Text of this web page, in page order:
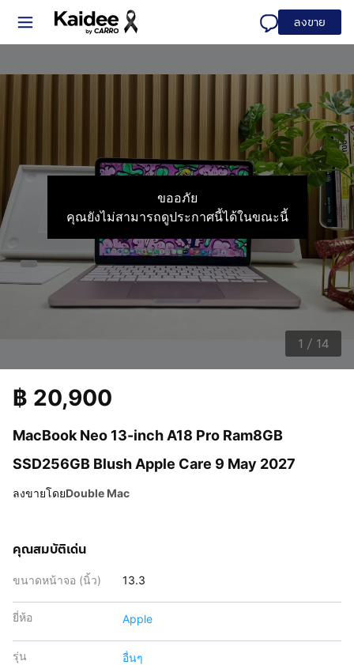
ลงขาย
ขออภัย
คุณยังไม่สามารถดูประกาศนี้ได้ในขณะนี้
1 / 14
MacBook Neo 13-inch A18 Pro Ram8GB
SSD256GB Blush Apple Care 9 May 2027
฿ 20,900
ลงขายโดยDouble Mac
คุณสมบัติเด่น
ขนาดหน้าจอ (นิ้ว) 13.3
ยี่ห้อ Apple
รุ่น อื่นๆ